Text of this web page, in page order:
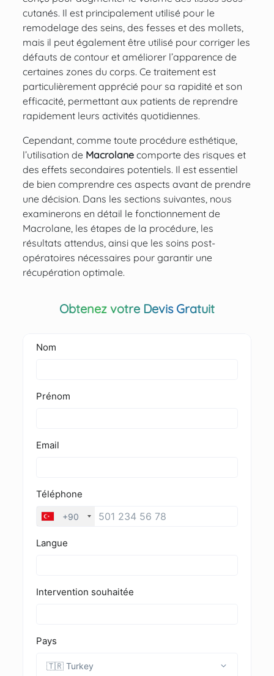
cutanés. Il est principalement utilisé pour le
remodelage des seins, des fesses et des mollets,
mais il peut également être utilisé pour corriger les
défauts de contour et améliorer l’apparence de
certaines zones du corps. Ce traitement est
particulièrement apprécié pour sa rapidité et son
efficacité, permettant aux patients de reprendre
rapidement leurs activités quotidiennes.
Cependant, comme toute procédure esthétique
l’utilisation de Macrolanecomporte des risques et
des effets secondaires potentiels. Il est essentiel
de bien comprendre ces aspects avant de prendre
une décision. Dans les sections suivantes, nous
examinerons en détail le fonctionnement de
Macrolane, les étapes de la procédure, les
résultats attendus, ainsi que les soins post-
opératoires nécessaires pour garantir une
récupération optimale.
Obtenez votre Devis Gratuit